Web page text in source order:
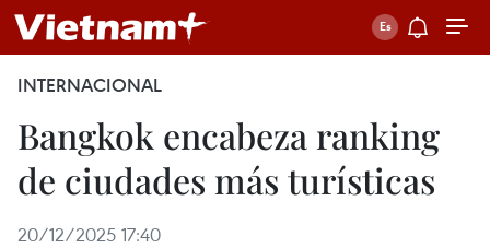
INTERNACIONAL
Bangkok encabeza ranking
de ciudades más turísticas
20/12/2025 17:40